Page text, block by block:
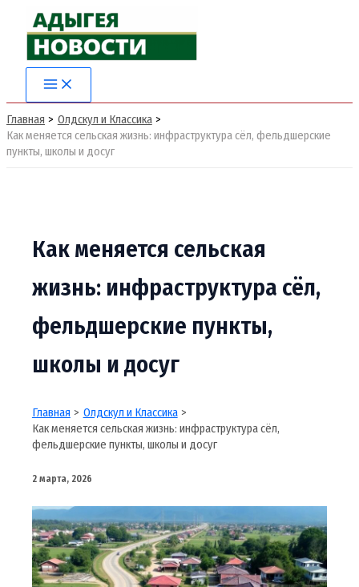
Перейти
содержимому
Главная
Олдскул и Классика
Как меняется сельская жизнь: инфраструктура сёл, фельдшерские
пункты, школы и досуг
Как меняется сельская
жизнь: инфраструктура сёл,
фельдшерские пункты,
школы и досуг
Главная
Олдскул и Классика
Как меняется сельская жизнь: инфраструктура сёл,
фельдшерские пункты, школы и досуг
2 марта, 2026